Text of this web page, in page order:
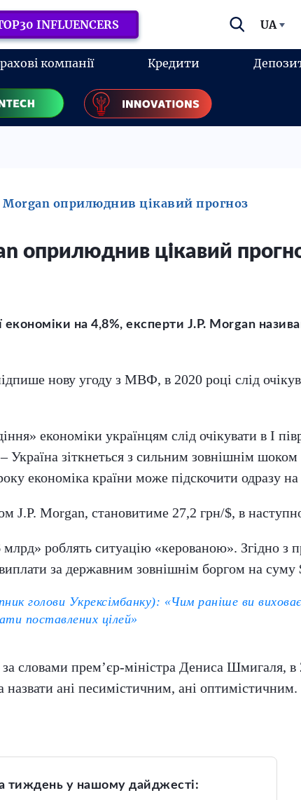
INFLUENCERS UA
компанії Кредити
Morgan оприлюднив цікавий прогноз
оприлюднив цікавий
економіки на 4,8%, експерти J.P. Morgan
нову угоду з МВФ, в 2020 році слід
економіки українцям слід очікувати в I
зіткнеться з сильним зовнішнім
економіка країни може підскочити одразу
J.P. Morgan, становитиме 27,2 грн/$, в
роблять ситуацію «керованою». Згідно з
за державним зовнішнім боргом на суму
голови Укрексімбанку): «Чим раніше ви
поставлених цілей»
словами прем’єр-міністра Дениса Шмигаля, в
ані песимістичним, ані оптимістичним.
тиждень у нашому дайджесті: